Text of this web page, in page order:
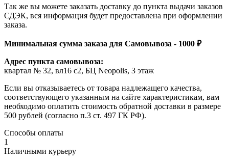
Так же вы можете заказать доставку до пункта выдачи заказов
СДЭК, вся информация будет предоставлена при оформлении
заказа.
Минимальная сумма заказа для Самовывоза - 1000 ₽
Адрес пункта самовывоза:
квартал № 32, вл16 с2, БЦ Neopolis, 3 этаж
Если вы отказываетесь от товара надлежащего качества,
соответствующего указанным на сайте характеристикам, вам
необходимо оплатить стоимость обратной доставки в размере
500 рублей (согласно п.3 ст. 497 ГК РФ).
Способы оплаты
1
Наличными курьеру